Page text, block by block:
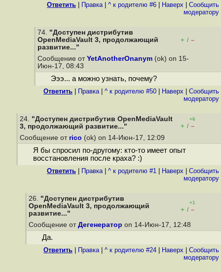
Ответить Правка| ^ к родителю #6 Наверх
Cообщить
модератору
74. "Доступен дистрибутив
OpenMediaVault 3, продолжающий
развитие..."
+ / –
Сообщение от YetAnotherOnanym (ok) on 15-
Июн-17, 08:43
Эээ... а можно узнать, почему?
Ответить Правка| ^ к родителю #50 Наверх
Cообщить
модератору
24. "Доступен дистрибутив OpenMediaVault
3, продолжающий развитие..."
+6
+ / –
Сообщение от rico (ok) on 14-Июн-17, 12:09
Я бы спросил по-другому: кто-то имеет опыт
восстановления после краха? :)
Ответить Правка| ^ к родителю #1 Наверх
Cообщить
модератору
26. "Доступен дистрибутив
OpenMediaVault 3, продолжающий
развитие..."
+1
+ / –
Сообщение от Дегенератор on 14-Июн-17, 12:48
Да.
Ответить Правка| ^ к родителю #24 Наверх
Cообщить
модератору